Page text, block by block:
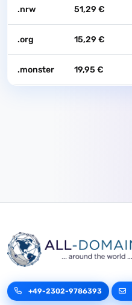
.nrw 51,29 €
.org 15,29 €
.monster 19,95 €
+49-2302-9786393